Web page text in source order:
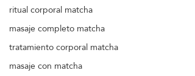
ritual corporal matcha
masaje completo matcha
tratamiento corporal matcha
masaje con matcha